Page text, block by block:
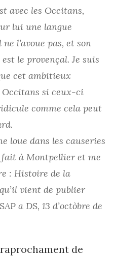
avec les Occitans,
lui une langue
l’avoue pas, et son
le provençal. Je suis
cet ambitieux
si ceux-ci
comme cela peut
loue dans les causeries
fait à Montpellier et me
: Histoire de la
vient de publier
a DS, 13 d’octòbre de
de